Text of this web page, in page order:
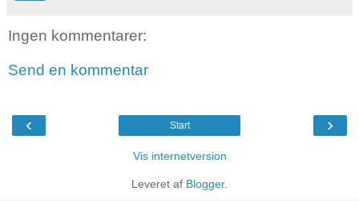
Ingen kommentarer:
Send en kommentar
‹ ›
Start
Vis internetversion
Leveret af Blogger.